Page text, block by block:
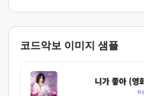
코드악보 이미지 샘플